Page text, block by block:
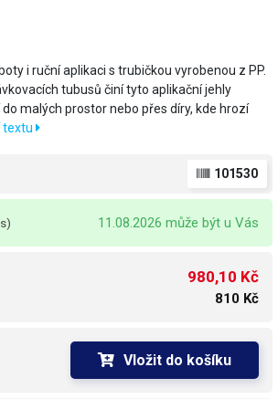
i ruční aplikaci s trubičkou vyrobenou z PP.
tubusů činí tyto aplikační jehly
malých prostor nebo přes díry, kde hrozí
textu
101530
11.08.2026 může být u Vás
980,10 Kč
810 Kč
Vložit do košíku